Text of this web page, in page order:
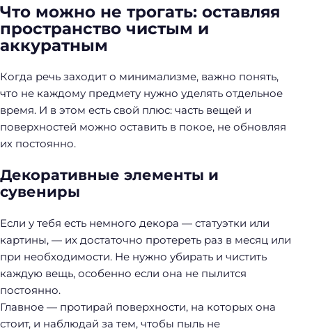
Что можно не трогать: оставляя
пространство чистым и
аккуратным
Когда речь заходит о минимализме, важно понять,
что не каждому предмету нужно уделять отдельное
время. И в этом есть свой плюс: часть вещей и
поверхностей можно оставить в покое, не обновляя
их постоянно.
Декоративные элементы и
сувениры
Если у тебя есть немного декора — статуэтки или
картины, — их достаточно протереть раз в месяц или
при необходимости. Не нужно убирать и чистить
каждую вещь, особенно если она не пылится
постоянно.
Главное — протирай поверхности, на которых она
стоит, и наблюдай за тем, чтобы пыль не